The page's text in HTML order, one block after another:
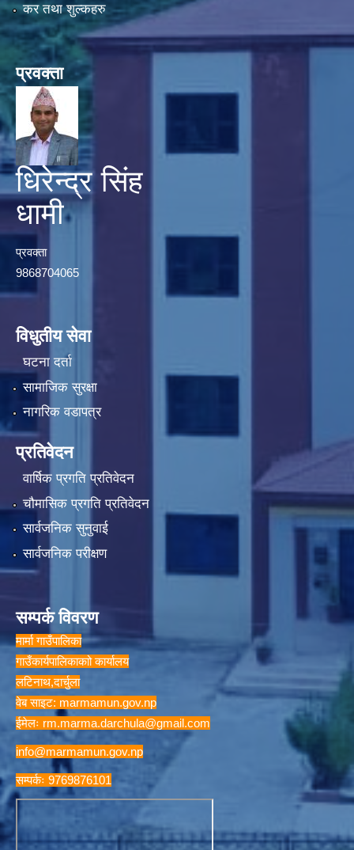
कर तथा शुल्कहरु
प्रवक्ता
धिरेन्द्र सिंह
धामी
प्रवक्ता
9868704065
विधुतीय सेवा
घटना दर्ता
सामाजिक सुरक्षा
नागरिक वडापत्र
प्रतिवेदन
वार्षिक प्रगति प्रतिवेदन
चौमासिक प्रगति प्रतिवेदन
सार्वजनिक सुनुवाई
सार्वजनिक परीक्षण
सम्पर्क विवरण
मार्मा गाउँपालिका
गाउँकार्यपालिकाकाो कार्यालय
लटिनाथ,दार्चुला
वेब साइट: marmamun.gov.np
ईमेलः rm.marma.darchula@gmail.com
info@marmamun.gov.np
सम्पर्कः 9769876101